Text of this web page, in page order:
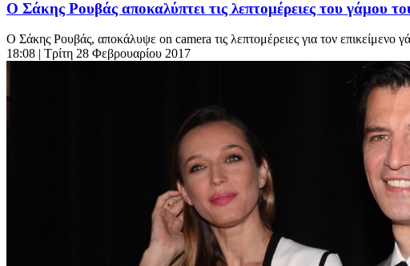
Ο Σάκης Ρουβάς αποκαλύπτει τις λεπτομέρειες του γάμου
Ο Σάκης Ρουβάς, αποκάλυψε on camera τις λεπτομέρειες για τον επικείμενο
18:08 | Τρίτη 28 Φεβρουαρίου 2017